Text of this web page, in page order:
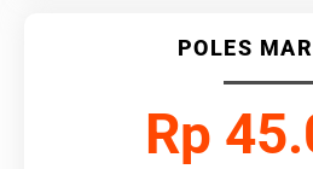
POLES
Rp